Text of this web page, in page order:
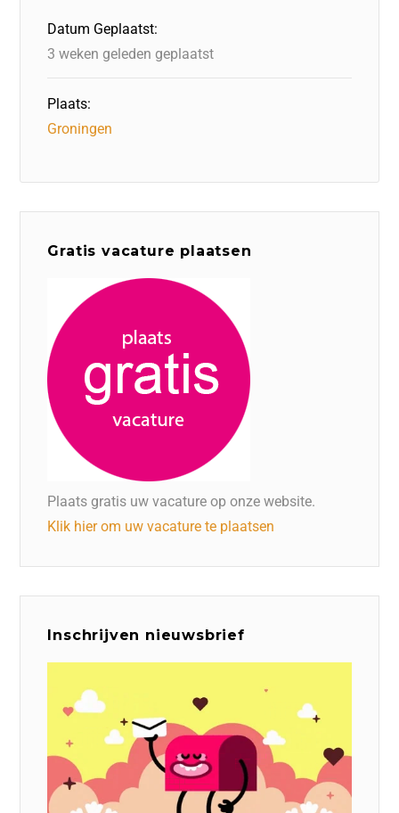
o
k
Datum Geplaatst:
3 weken geleden geplaatst
Plaats:
Groningen
Gratis vacature plaatsen
Plaats gratis uw vacature op onze website.
Klik hier om uw vacature te plaatsen
Inschrijven nieuwsbrief